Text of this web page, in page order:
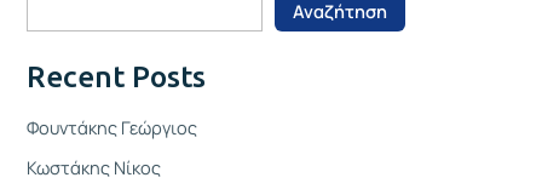
Αναζήτηση
Recent Posts
Φουντάκης Γεώργιος
Κωστάκης Νίκος